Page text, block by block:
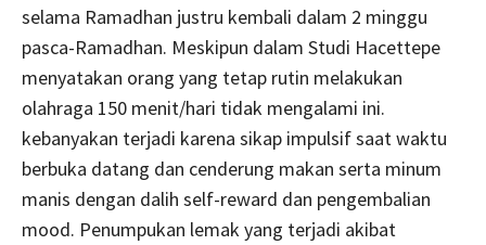
selama Ramadhan justru kembali dalam 2 minggu
pasca-Ramadhan. Meskipun dalam Studi Hacettepe
menyatakan orang yang tetap rutin melakukan
olahraga 150 menit/hari tidak mengalami ini.
kebanyakan terjadi karena sikap impulsif saat waktu
berbuka datang dan cenderung makan serta minum
manis dengan dalih self-reward dan pengembalian
mood. Penumpukan lemak yang terjadi akibat